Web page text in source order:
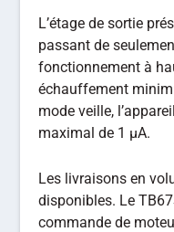
L’étage de sortie
passant de
fonctionnement à
échauffement
mode veille,
maximal de 1 µA.
Les livraisons en
disponibles. Le
commande de